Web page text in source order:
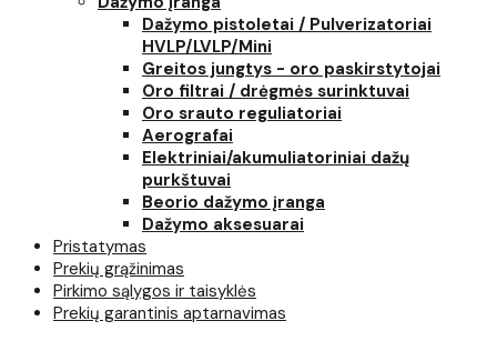
Dažymo pistoletai / Pulverizatoriai
HVLP/LVLP/Mini
Greitos jungtys - oro paskirstytojai
Oro filtrai / drėgmės surinktuvai
Oro srauto reguliatoriai
Aerografai
Elektriniai/akumuliatoriniai dažų
purkštuvai
Beorio dažymo įranga
Dažymo aksesuarai
Pristatymas
Prekių grąžinimas
Pirkimo sąlygos ir taisyklės
Prekių garantinis aptarnavimas